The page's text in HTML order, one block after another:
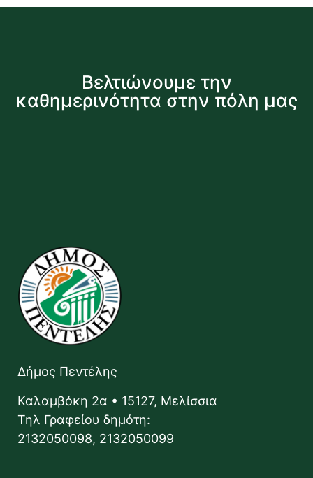
Βελτιώνουμε την
καθημερινότητα στην πόλη μας
Δήμος Πεντέλης
Καλαμβόκη 2α • 15127, Μελίσσια
Τηλ Γραφείου δημότη:
2132050098, 2132050099